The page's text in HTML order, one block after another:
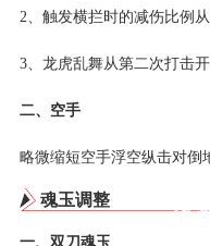
2、触发横拦时的减伤比例从
3、龙虎乱舞从第二次打击
二、空手
略微缩短空手浮空纵击对倒
魂玉调整
一、双刀魂玉